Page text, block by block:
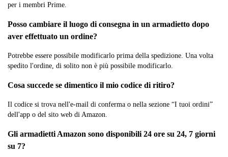
per i membri Prime.
Posso cambiare il luogo di consegna in un armadietto dopo
aver effettuato un ordine?
Potrebbe essere possibile modificarlo prima della spedizione. Una volta
spedito l'ordine, di solito non è più possibile modificarlo.
Cosa succede se dimentico il mio codice di ritiro?
Il codice si trova nell'e-mail di conferma o nella sezione “I tuoi ordini”
dell'app o del sito web di Amazon.
Gli armadietti Amazon sono disponibili 24 ore su 24, 7 giorni
su 7?